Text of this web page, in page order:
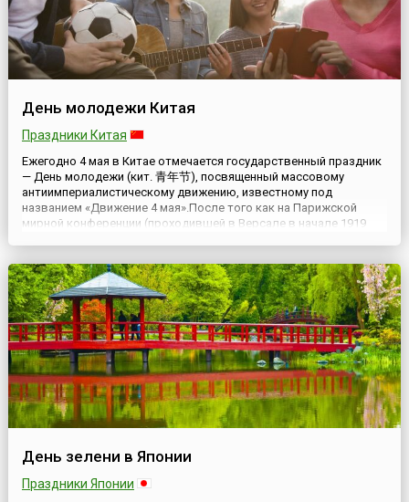
День молодежи Китая
Праздники Китая
Ежегодно 4 мая в Китае отмечается государственный праздник
— День молодежи (кит. 青年节), посвященный массовому
антиимпериалистическому движению, известному под
названием «Движение 4 мая».После того как на Парижской
мирной конференции (проходившей в Версале в начале 1919
бывшие герма...
День зелени в Японии
Праздники Японии